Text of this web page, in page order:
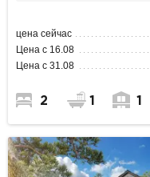
цена сейчас
Цена с 16.08
Цена с 31.08
2 1 1